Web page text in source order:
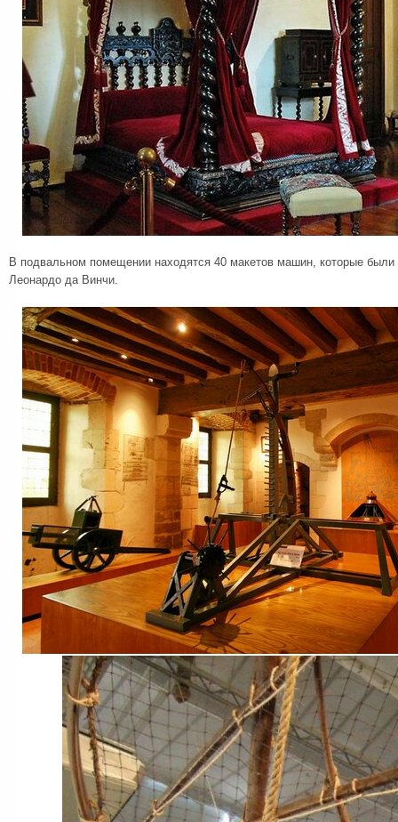
В подвальном помещении находятся 40 макетов машин, которые
Леонардо да Винчи.